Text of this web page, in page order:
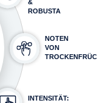
&
ROBUSTA
NOTEN
VON
INTENSITÄT: